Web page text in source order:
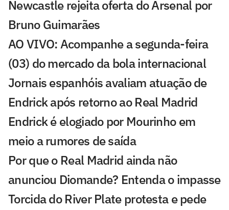
Newcastle rejeita oferta do Arsenal por
Bruno Guimarães
AO VIVO: Acompanhe a segunda-feira
(03) do mercado da bola internacional
Jornais espanhóis avaliam atuação de
Endrick após retorno ao Real Madrid
Endrick é elogiado por Mourinho em
meio a rumores de saída
Por que o Real Madrid ainda não
anunciou Diomande? Entenda o impasse
Torcida do River Plate protesta e pede